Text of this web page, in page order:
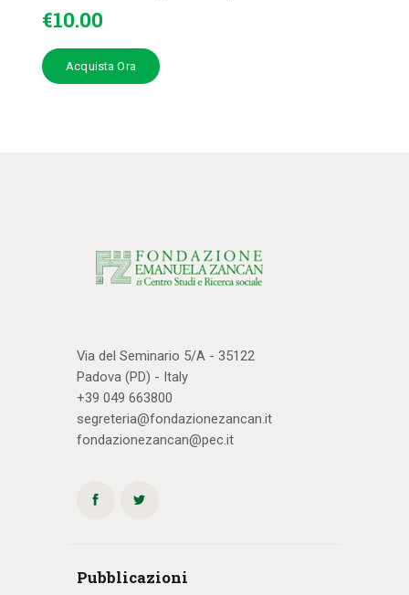
€10.00
Acquista Ora
Via del Seminario 5/A - 35122
Padova (PD) - Italy
+39 049 663800
segreteria@fondazionezancan.it
fondazionezancan@pec.it
Pubblicazioni